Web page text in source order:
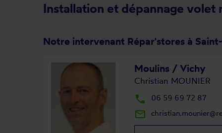
Installation et dépannage volet
Notre intervenant Répar'stores à
Moulins / Vichy
Christian MOUNIER
local_phone 06 59 69 72 87
mail_outline